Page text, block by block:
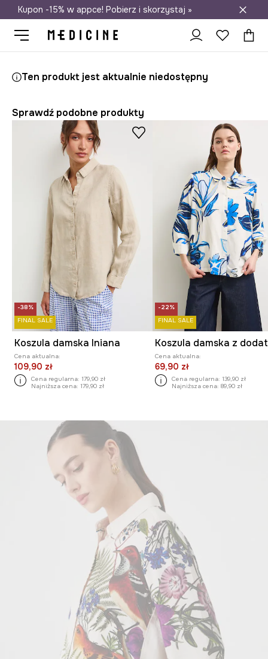
Darmowa dostawa do salonów
Kupon -15% w appce! Pobierz i skorzystaj »
Ten produkt jest aktualnie niedostępny
Sprawdź podobne produkty
-38%
FINAL SALE
Koszula damska lniana
Cena aktualna:
109,90 zł
Cena regularna: 179,90 zł
Najniższa cena: 179,90 zł
-22%
FINAL SALE
Cena aktualna:
69,90 zł
Cena regularna: 139,90 zł
Najniższa cena: 89,90 zł